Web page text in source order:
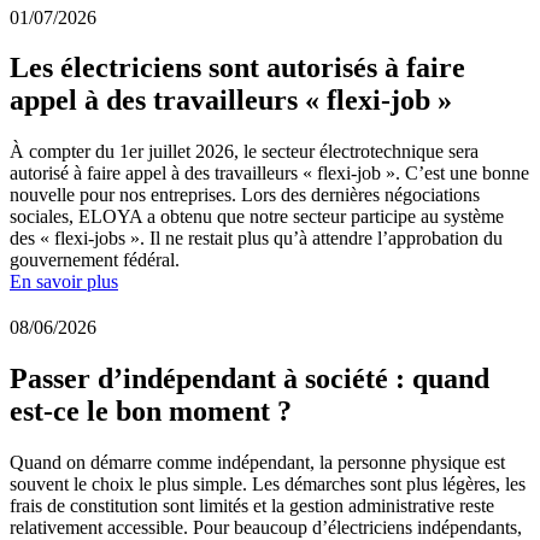
01/07/2026
Les électriciens sont autorisés à faire
appel à des travailleurs « flexi-job »
À compter du 1er juillet 2026, le secteur électrotechnique sera
autorisé à faire appel à des travailleurs « flexi-job ». C’est une bonne
nouvelle pour nos entreprises. Lors des dernières négociations
sociales, ELOYA a obtenu que notre secteur participe au système
des « flexi-jobs ». Il ne restait plus qu’à attendre l’approbation du
gouvernement fédéral.
En savoir plus
08/06/2026
Passer d’indépendant à société : quand
est-ce le bon moment ?
Quand on démarre comme indépendant, la personne physique est
souvent le choix le plus simple. Les démarches sont plus légères, les
frais de constitution sont limités et la gestion administrative reste
relativement accessible. Pour beaucoup d’électriciens indépendants,